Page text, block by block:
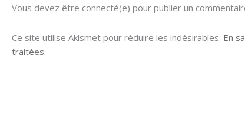
Vous devez être connecté(e) pour publier un
Ce site utilise Akismet pour réduire les indésirables. En
traitées.